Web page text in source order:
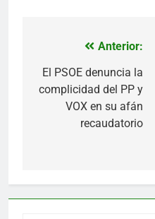
Navegación
de
entradas
Anterior:
El PSOE denuncia la
complicidad del PP y
VOX en su afán
recaudatorio